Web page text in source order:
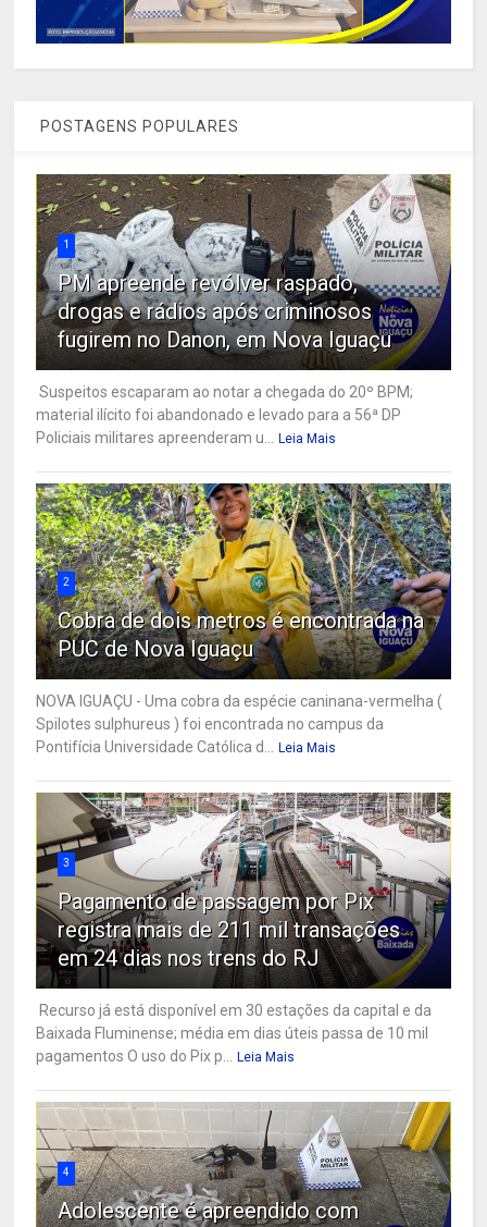
POSTAGENS POPULARES
1
PM apreende revólver raspado,
drogas e rádios após criminosos
fugirem no Danon, em Nova Iguaçu
Suspeitos escaparam ao notar a chegada do 20º BPM;
material ilícito foi abandonado e levado para a 56ª DP
Policiais militares apreenderam u...
Leia Mais
2
Cobra de dois metros é encontrada na
PUC de Nova Iguaçu
NOVA IGUAÇU - Uma cobra da espécie caninana-vermelha (
Spilotes sulphureus ) foi encontrada no campus da
Pontifícia Universidade Católica d...
Leia Mais
3
Pagamento de passagem por Pix
registra mais de 211 mil transações
em 24 dias nos trens do RJ
Recurso já está disponível em 30 estações da capital e da
Baixada Fluminense; média em dias úteis passa de 10 mil
pagamentos O uso do Pix p...
Leia Mais
4
Adolescente é apreendido com